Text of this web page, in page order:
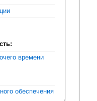
времени
обеспечения